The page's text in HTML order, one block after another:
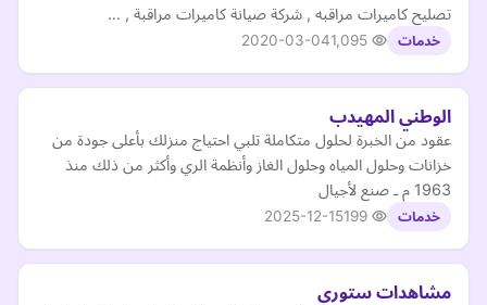
تصليح كاميرات مراقبه , شركة صيانة كاميرات مراقبة , …
خدمات 2020-03-04
الوطني المهيدب
عقود من الخبرة لحلول متكاملة تلبي احتياج منزلك بأعلى جودة من
خزانات وحلول المياه وحلول الغاز وأنظمة الري وأكثر من ذلك منذ
1963 م ـ صنع لأجيال
خدمات 2025-12-15
مشاهدات ستوري